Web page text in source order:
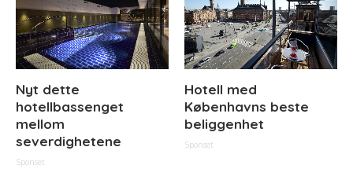
Nyt dette
hotellbassenget
mellom
severdighetene
Sponset
Hotell med
Københavns beste
beliggenhet
Sponset